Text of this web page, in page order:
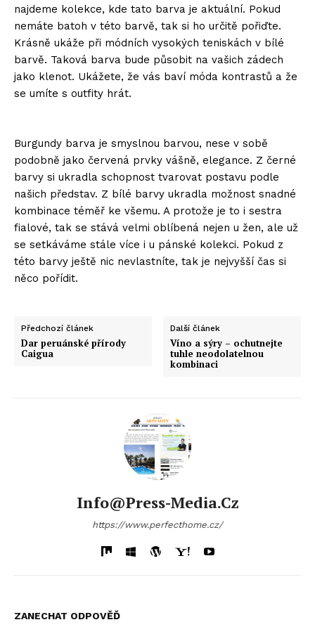
najdeme kolekce, kde tato barva je aktuální. Pokud
nemáte batoh v této barvě, tak si ho určitě pořiďte.
Krásně ukáže při módních vysokých teniskách v bílé
barvě. Taková barva bude působit na vašich zádech
jako klenot. Ukážete, že vás baví móda kontrastů a že
se umíte s outfity hrát.
Burgundy barva je smyslnou barvou, nese v sobě
podobně jako červená prvky vášně, elegance. Z černé
barvy si ukradla schopnost tvarovat postavu podle
našich představ. Z bílé barvy ukradla možnost snadné
kombinace téměř ke všemu. A protože je to i sestra
fialové, tak se stává velmi oblíbená nejen u žen, ale už
se setkáváme stále více i u pánské kolekci. Pokud z
této barvy ještě nic nevlastníte, tak je nejvyšší čas si
něco pořídit.
Předchozí článek
Dar peruánské přírody
Caigua
Další článek
Víno a sýry – ochutnejte
tuhle neodolatelnou
kombinaci
Info@press-Media.cz
https://www.perfecthome.cz/
ZANECHAT ODPOVĚĎ